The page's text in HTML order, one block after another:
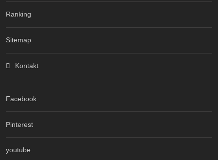
Ranking
Sitemap
Kontakt
Facebook
Pinterest
youtube